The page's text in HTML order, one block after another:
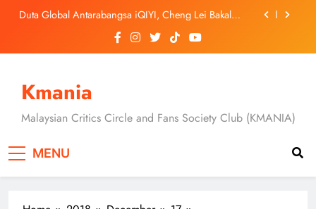
September Ini
‘Dibunuh atau Membunuh’: Filem ‘Tiket Sehala’
Jung Hae In dan Ha Young Terjerat Dalam Cinta,
Pembohongan dan Buruan Ketua Sindiket Jenayah di
SEUNGKWAN dan DINO SEVENTEEN
Duta Global Antarabangsa iQIYI, Cheng Lei Bakal
Buat Penampilan Istimewa di Kuala Lumpur
September Ini
Satukan Empat Negara Asia
Kmania
Malaysian Critics Circle and Fans Society Club (KMANIA)
MENU